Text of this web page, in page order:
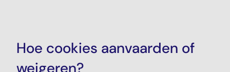
Hoe cookies aanvaarden of
weigeren?